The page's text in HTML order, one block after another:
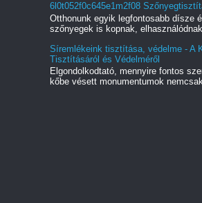
6l0t052f0c645e1m2f08
Otthonunk egyik legfontosabb dísze
szőnyegek is kopnak,
Síremlékeink tisztítása, védelme - A
Tisztításáról és Védelméről
Elgondolkodtató, mennyire fontos
kőbe vésett monumentumok